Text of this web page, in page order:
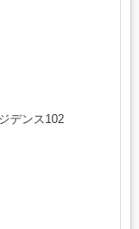
デンス102